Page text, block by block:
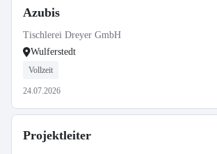
Azubis
Tischlerei Dreyer GmbH
Wulferstedt
Vollzeit
24.07.2026
Projektleiter